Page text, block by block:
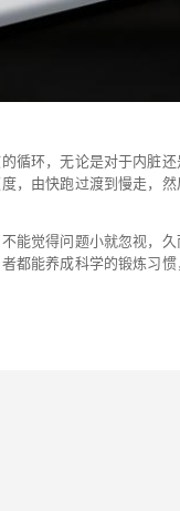
循环，无论是对于内脏还
，由快跑过渡到慢走，然
能觉得问题小就忽视，久
都能养成科学的锻炼习惯